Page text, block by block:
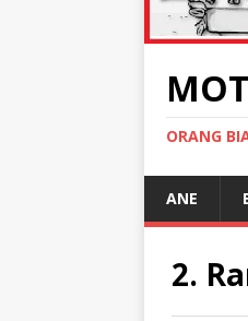
ORANG
ANE
2.